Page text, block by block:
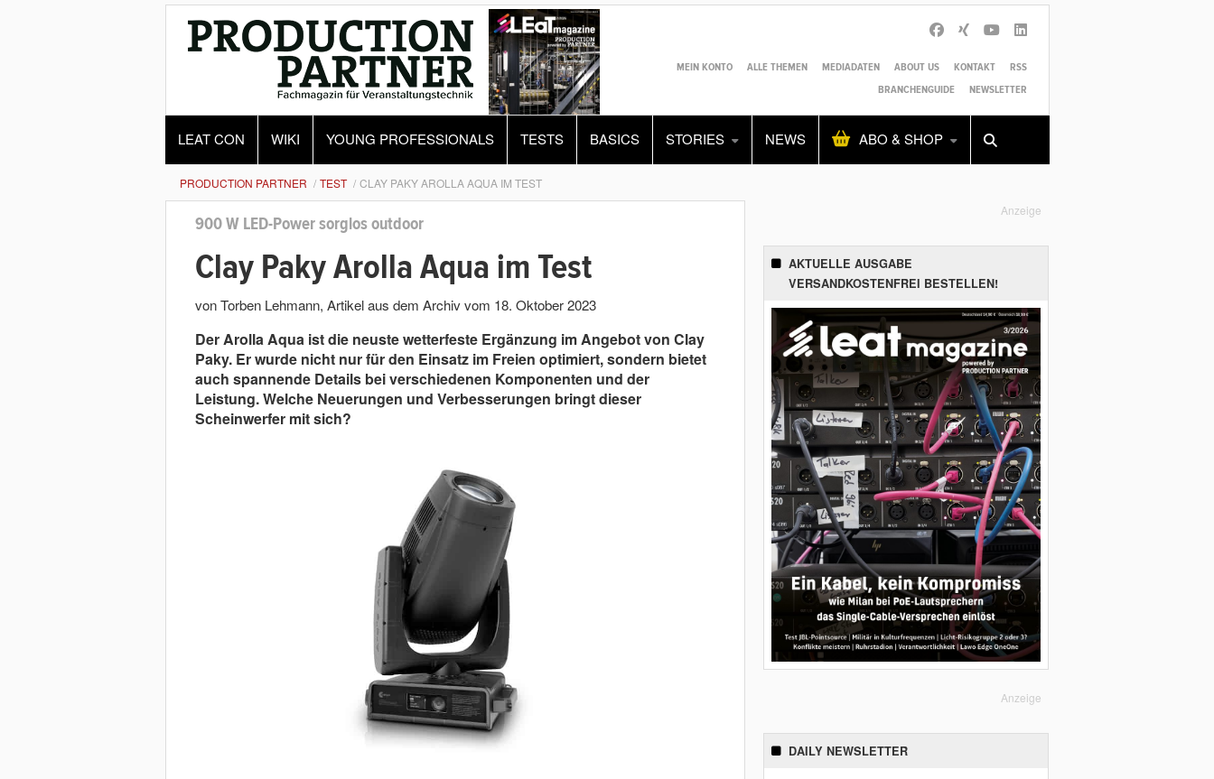
MEIN KONTO ALLE THEMEN MEDIADATEN ABOUT US KONTAKT
RSS
BRANCHENGUIDE
NEWSLETTER
LEAT CON WIKI YOUNG PROFESSIONALS TESTS BASICS STORIES NEWS ABO & SHOP
Alles Shop SUCHEN
PRODUCTION PARTNER TEST CLAY PAKY AROLLA AQUA IM TEST
900 W LED-Power sorglos outdoor
Clay Paky Arolla Aqua im Test
von Torben Lehmann, Artikel aus dem Archiv vom 18. Oktober 2023
Der Arolla Aqua ist die neuste wetterfeste Ergänzung im Angebot von Clay
Paky. Er wurde nicht nur für den Einsatz im Freien optimiert, sondern bietet
auch spannende Details bei verschiedenen Komponenten und der
Leistung. Welche Neuerungen und Verbesserungen bringt dieser
Scheinwerfer mit sich?
Anzeige
AKTUELLE AUSGABE
VERSANDKOSTENFREI BESTELLEN!
Anzeige
DAILY NEWSLETTER